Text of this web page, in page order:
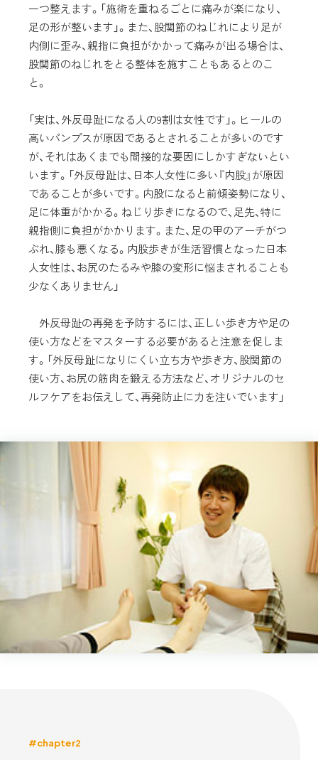
一つ整えます。「施術を重ねるごとに痛みが楽になり、
足の形が整います」。また、股関節のねじれにより足が
内側に歪み、親指に負担がかかって痛みが出る場合は、
股関節のねじれをとる整体を施すこともあるとのこ
と。
「実は、外反母趾になる人の9割は女性です」。ヒールの
高いパンプスが原因であるとされることが多いのです
が、それはあくまでも間接的な要因にしかすぎないとい
います。「外反母趾は、日本人女性に多い『内股』が原因
であることが多いです。内股になると前傾姿勢になり、
足に体重がかかる。ねじり歩きになるので、足先、特に
親指側に負担がかかります。また、足の甲のアーチがつ
ぶれ、膝も悪くなる。内股歩きが生活習慣となった日本
人女性は、お尻のたるみや膝の変形に悩まされることも
少なくありません」
外反母趾の再発を予防するには、正しい歩き方や足の
使い方などをマスターする必要があると注意を促しま
す。「外反母趾になりにくい立ち方や歩き方、股関節の
使い方、お尻の筋肉を鍛える方法など、オリジナルのセ
ルフケアをお伝えして、再発防止に力を注いでいます」
#chapter2